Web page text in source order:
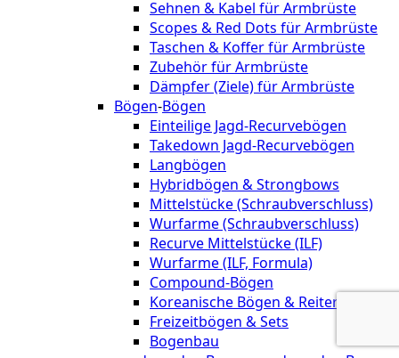
Sehnen & Kabel für Armbrüste
Scopes & Red Dots für Armbrüste
Taschen & Koffer für Armbrüste
Zubehör für Armbrüste
Dämpfer (Ziele) für Armbrüste
Bögen-Bögen
Einteilige Jagd-Recurvebögen
Takedown Jagd-Recurvebögen
Langbögen
Hybridbögen & Strongbows
Mittelstücke (Schraubverschluss)
Wurfarme (Schraubverschluss)
Recurve Mittelstücke (ILF)
Wurfarme (ILF, Formula)
Compound-Bögen
Koreanische Bögen & Reiterbögen
Freizeitbögen & Sets
Bogenbau